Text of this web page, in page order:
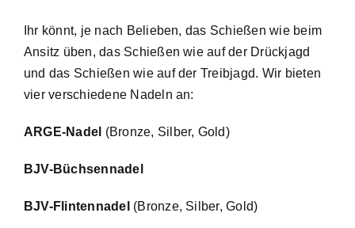
Ihr könnt, je nach Belieben, das Schießen wie beim
Ansitz üben, das Schießen wie auf der Drückjagd
und das Schießen wie auf der Treibjagd. Wir bieten
vier verschiedene Nadeln an:
ARGE-Nadel (Bronze, Silber, Gold)
BJV-Büchsennadel
BJV-Flintennadel (Bronze, Silber, Gold)